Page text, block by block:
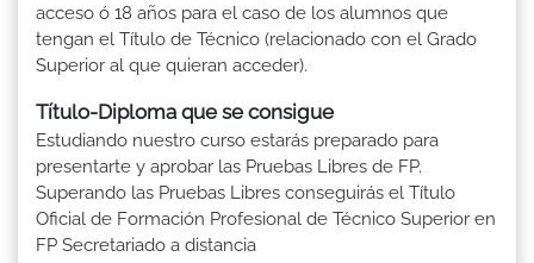
acceso ó 18 años para el caso de los alumnos que
tengan el Título de Técnico (relacionado con el Grado
Superior al que quieran acceder).
Título-Diploma que se consigue
Estudiando nuestro curso estarás preparado para
presentarte y aprobar las Pruebas Libres de FP.
Superando las Pruebas Libres conseguirás el Título
Oficial de Formación Profesional de Técnico Superior en
FP Secretariado a distancia